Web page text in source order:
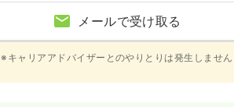
メールで受け取る
※キャリアアドバイザーとのやりとりは発生しません